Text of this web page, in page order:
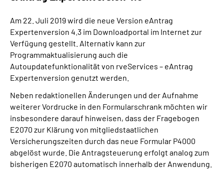
Am 22. Juli 2019 wird die neue Version eAntrag
Expertenversion 4.3 im Downloadportal im Internet zur
Verfügung gestellt. Alternativ kann zur
Programmaktualisierung auch die
Autoupdatefunktionalität von rveServices – eAntrag
Expertenversion genutzt werden.
Neben redaktionellen Änderungen und der Aufnahme
weiterer Vordrucke in den Formularschrank möchten wir
insbesondere darauf hinweisen, dass der Fragebogen
E2070 zur Klärung von mitgliedstaatlichen
Versicherungszeiten durch das neue Formular P4000
abgelöst wurde. Die Antragsteuerung erfolgt analog zum
bisherigen E2070 automatisch innerhalb der Anwendung.